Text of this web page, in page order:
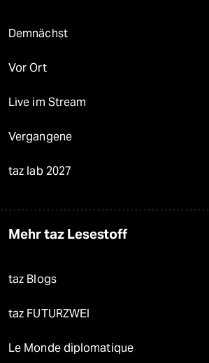
Demnächst
Vor Ort
Live im Stream
Vergangene
taz lab 2027
Mehr taz Lesestoff
taz Blogs
taz FUTURZWEI
Le Monde diplomatique